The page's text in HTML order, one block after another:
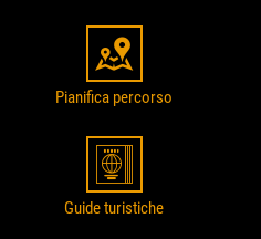
Pianifica percorso
Guide turistiche